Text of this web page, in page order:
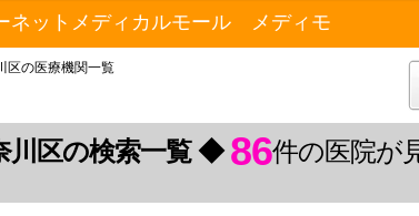
ネットメディカルモール メディモ
区の医療機関一覧
川区の検索一覧 ◆86件の医院が